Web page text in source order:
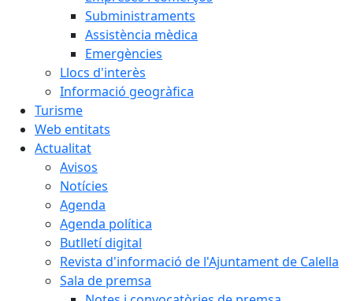
Subministraments
Assistència mèdica
Emergències
Llocs d'interès
Informació geogràfica
Turisme
Web entitats
Actualitat
Avisos
Notícies
Agenda
Agenda política
Butlletí digital
Revista d'informació de l'Ajuntament de Calella
Sala de premsa